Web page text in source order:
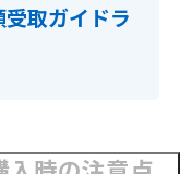
受取ガイドラ